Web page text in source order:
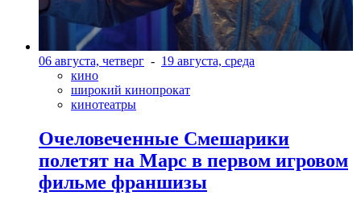
06 августа, четверг - 19 августа, среда
кино
широкий кинопрокат
кинотеатры
Очеловеченные Смешарики
полетят на Марс в первом игровом
фильме франшизы